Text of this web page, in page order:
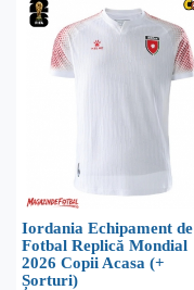
Iordania Echipament de
Fotbal Replică Mondial
2026 Copii Acasa (+
Șorturi)